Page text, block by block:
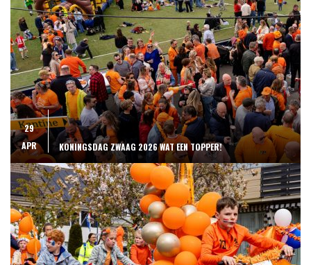
29
APR
KONINGSDAG ZWAAG 2026 WAT EEN TOPPER!